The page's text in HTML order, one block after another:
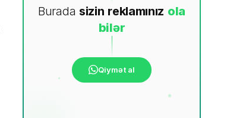
Burada sizin reklamınız ola
bilər
Qiymət al